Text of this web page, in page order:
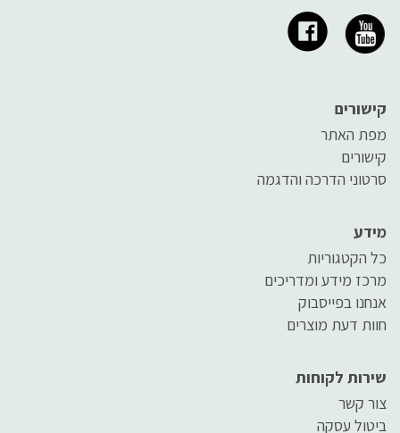
קישורים
מפת האתר
קישורים
סרטוני הדרכה והדגמה
מידע
כל הקטגוריות
מרכז מידע ומדריכים
אנחנו בפייסבוק
חוות דעת מוצרים
שירות לקוחות
צור קשר
ביטול עסקה